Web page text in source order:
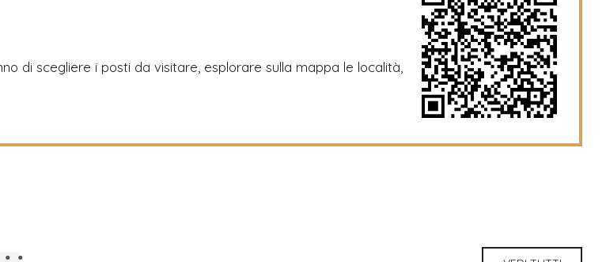
di scegliere i posti da visitare, esplorare sulla mappa le località,